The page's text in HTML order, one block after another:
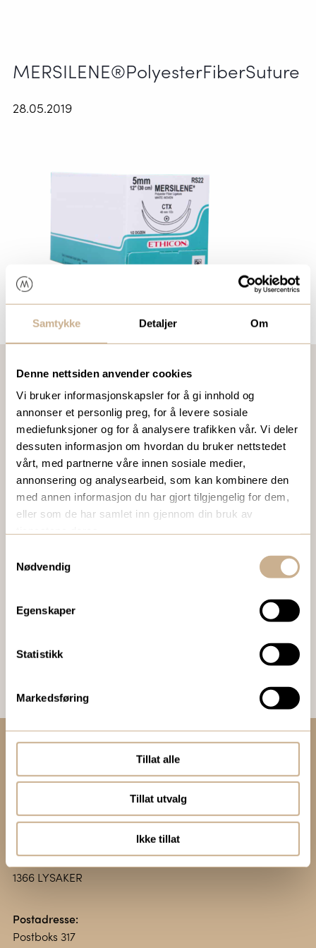
Samtykke Detaljer Om
Denne nettsiden anvender cookies
Vi bruker informasjonskapsler for å gi innhold og
annonser et personlig preg, for å levere sosiale
mediefunksjoner og for å analysere trafikken vår. Vi deler
dessuten informasjon om hvordan du bruker nettstedet
vårt, med partnerne våre innen sosiale medier,
annonsering og analysearbeid, som kan kombinere den
med annen informasjon du har gjort tilgjengelig for dem,
eller som de har samlet inn gjennom din bruk av
Nødvendig
Egenskaper
Statistikk
Markedsføring
Tillat alle
Tillat utvalg
Ikke tillat
MERSILENE®PolyesterFiberSuture
28.05.2019
VIL DU VITE MER OM VÅRE PRODUKTER?
Ta kontakt med en av våre medarbeidere, eller send en e-
post tilortomedic@ortomedic.no
Ta kontakt
To ganger i året sender vi ut vårt gratis kundemagasin
og mikroskopi.
Bestill Ortomedia
+47 67 51 86 00
ortomedic@ortomedic.no
Vollsveien 13 E
1366 LYSAKER
Postadresse:
Postboks 317